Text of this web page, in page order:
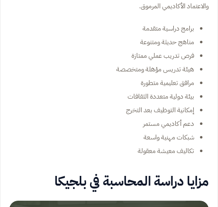
والاعتماد الأكاديمي المرموق.
برامج دراسية متقدمة
مناهج حديثة ومتنوعة
فرص تدريب عملي ممتازة
هيئة تدريس مؤهلة ومتخصصة
مرافق تعليمية متطورة
بيئة دولية متعددة الثقافات
إمكانية التوظيف بعد التخرج
دعم أكاديمي مستمر
شبكات مهنية واسعة
تكاليف معيشة معقولة
مزايا دراسة المحاسبة في بلجيكا